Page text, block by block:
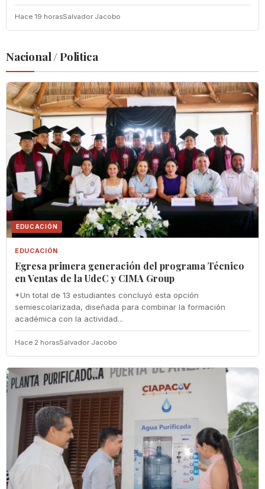
Hace 19 horasSalvador Jacobo
Nacional / Politica
EDUCACIÓN
EDUCACIÓN
Egresa primera generación del programa Técnico
en Ventas de la UdeC y CIMA Group
*Un total de 13 estudiantes concluyó esta opción
semiescolarizada, diseñada para combinar la formación
académica con la actividad...
Hace 2 horasSalvador Jacobo